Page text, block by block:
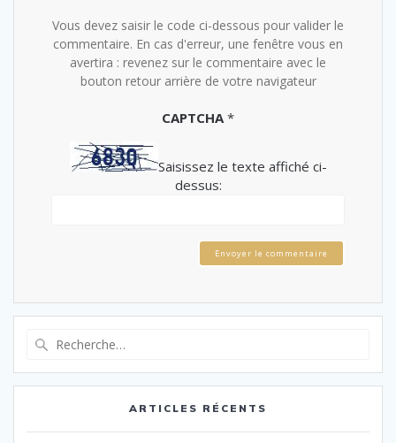
Vous devez saisir le code ci-dessous pour valider le
commentaire. En cas d'erreur, une fenêtre vous en
avertira : revenez sur le commentaire avec le
bouton retour arrière de votre navigateur
CAPTCHA*
Saisissez le texte affiché ci-
dessus:
Envoyer le commentaire
:
ARTICLES RÉCENTS